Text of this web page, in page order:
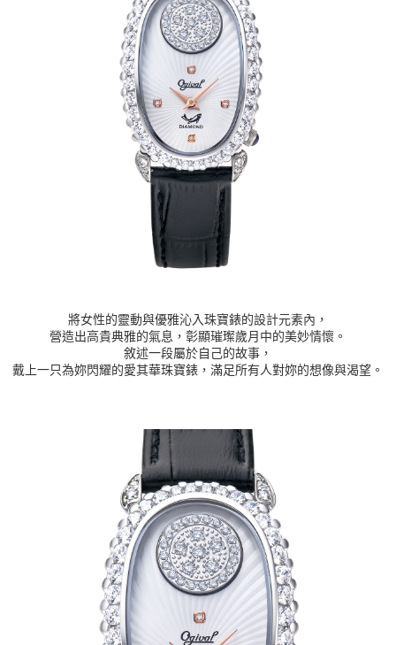
將女性的靈動與優雅沁入珠寶錶的設計元素內，
營造出高貴典雅的氣息，彰顯璀璨歲月中的美妙情懷。
敘述一段屬於自己的故事，
戴上一只為妳閃耀的愛其華珠寶錶，滿足所有人對妳的想像與渴望。